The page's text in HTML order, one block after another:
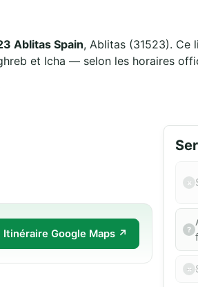
Ablitas Spain, Ablitas (31523). Ce
et Icha — selon les horaires
Itinéraire Google Maps ↗